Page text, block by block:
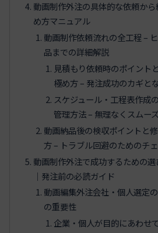
動画制作外注の具体的な依頼か
め方マニュアル
動画制作依頼流れの全工程 –
品までの詳細解説
見積もり依頼時のポイント
極め方 – 発注成功のカギと
スケジュール・工程表作成
管理方法 – 無理なくスムー
動画納品後の検収ポイントと
方 – トラブル回避のためのチ
動画制作外注で成功するための
｜発注前の必読ガイド
動画編集外注会社・個人選定
の重要性
企業・個人が目的にあわせ